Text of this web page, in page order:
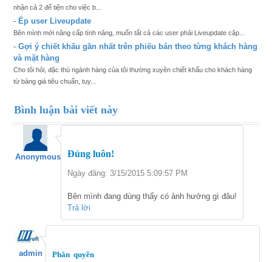
nhận cả 2 để tiện cho việc b...
- Ép user Liveupdate
Bên mình mới nâng cấp tính năng, muốn tất cả các user phải Liveupdate cập...
- Gợi ý chiết khấu gần nhất trên phiếu bán theo từng khách hàng
và mặt hàng
Cho tôi hỏi, đặc thù ngành hàng của tôi thường xuyên chiết khấu cho khách hàng
từ bảng giá tiêu chuẩn, tuy...
Bình luận bài viết này
Anonymous Đúng luôn!
Ngày đăng: 3/15/2015 5:09:57 PM
Bên mình đang dùng thấy có ảnh hưởng gì đâu!
Trả lời
admin Phân quyền